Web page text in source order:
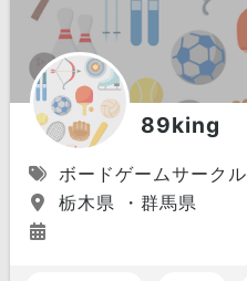
89king
ボードゲームサークル
栃木県 ・群馬県